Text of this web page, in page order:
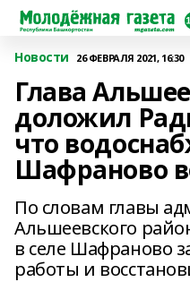
Новости 26 ФЕВРАЛЯ 2021, 16:30
Глава
доложил
что
Шафраново
По словам главы
Альшеевского
в селе Шафраново
работы и